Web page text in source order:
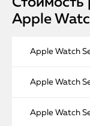
Apple
Apple Watch
Apple Watch
Apple Watch